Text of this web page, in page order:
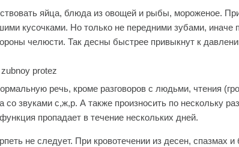
яйца, блюда из овощей и рыбы, мороженое.
кусочками. Но только не передними зубами, иначе
челюсти. Так десны быстрее привыкнут к
речь, кроме разговоров с людьми, чтения
звуками с,ж,р. А также произносить по нескольку
пропадает в течение нескольких дней.
не следует. При кровотечении из десен, спазмах